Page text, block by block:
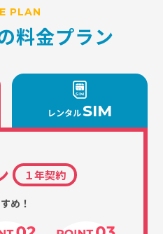
PLAN
料金プラン
レンタル SIM
１年契約
め！